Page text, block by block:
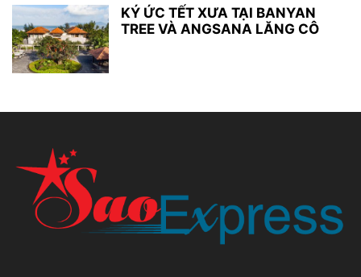
KÝ ỨC TẾT XƯA TẠI BANYAN
TREE VÀ ANGSANA LĂNG CÔ